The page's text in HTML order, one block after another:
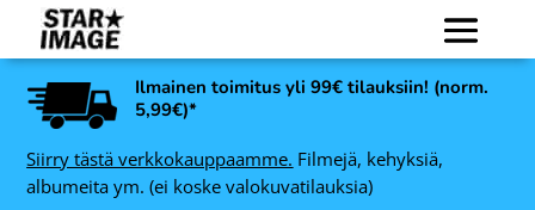
Ilmainen toimitus yli 99€ tilauksiin! (norm.
5,99€)*
Siirry tästä verkkokauppaamme. Filmejä, kehyksiä,
albumeita ym. (ei koske valokuvatilauksia)